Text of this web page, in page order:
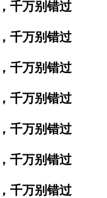
千万别错过
千万别错过
千万别错过
千万别错过
千万别错过
千万别错过
千万别错过